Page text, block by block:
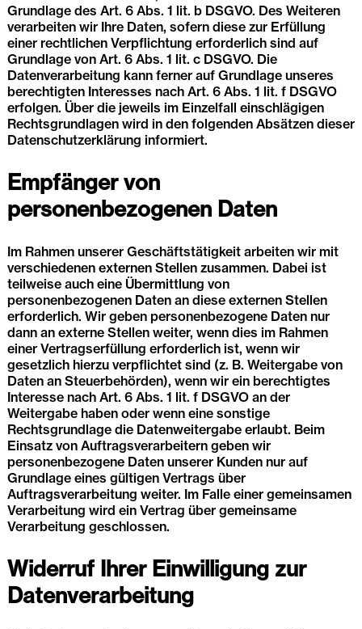
Grundlage des Art. 6 Abs. 1 lit. b DSGVO. Des Weiteren
verarbeiten wir Ihre Daten, sofern diese zur Erfüllung
einer rechtlichen Verpflichtung erforderlich sind auf
Grundlage von Art. 6 Abs. 1 lit. c DSGVO. Die
Datenverarbeitung kann ferner auf Grundlage unseres
berechtigten Interesses nach Art. 6 Abs. 1 lit. f DSGVO
erfolgen. Über die jeweils im Einzelfall einschlägigen
Rechtsgrundlagen wird in den folgenden Absätzen dieser
Datenschutzerklärung informiert.
Empfänger von
personenbezogenen Daten
Im Rahmen unserer Geschäftstätigkeit arbeiten wir mit
verschiedenen externen Stellen zusammen. Dabei ist
teilweise auch eine Übermittlung von
personenbezogenen Daten an diese externen Stellen
erforderlich. Wir geben personenbezogene Daten nur
dann an externe Stellen weiter, wenn dies im Rahmen
einer Vertragserfüllung erforderlich ist, wenn wir
gesetzlich hierzu verpflichtet sind (z. B. Weitergabe von
Daten an Steuerbehörden), wenn wir ein berechtigtes
Interesse nach Art. 6 Abs. 1 lit. f DSGVO an der
Weitergabe haben oder wenn eine sonstige
Rechtsgrundlage die Datenweitergabe erlaubt. Beim
Einsatz von Auftragsverarbeitern geben wir
personenbezogene Daten unserer Kunden nur auf
Grundlage eines gültigen Vertrags über
Auftragsverarbeitung weiter. Im Falle einer gemeinsamen
Verarbeitung wird ein Vertrag über gemeinsame
Verarbeitung geschlossen.
Widerruf Ihrer Einwilligung zur
Datenverarbeitung